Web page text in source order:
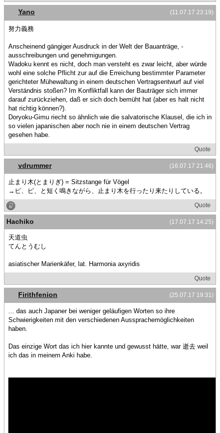
(11.07.17 23:19)
Yano
努力義務
Anscheinend gängiger Ausdruck in der Welt der Bauanträge, -
ausschreibungen und genehmigungen.
Wadoku kennt es nicht, doch man versteht es zwar leicht, aber würde
wohl eine solche Pflicht zur auf die Erreichung bestimmter Parameter
gerichteter Mühewaltung in einem deutschen Vertragsentwurf auf viel
Verständnis stoßen? Im Konfliktfall kann der Bauträger sich immer
darauf zurückziehen, daß er sich doch bemüht hat (aber es halt nicht
hat richtig können?).
Doryoku-Gimu riecht so ähnlich wie die salvatorische Klausel, die ich in
so vielen japanischen aber noch nie in einem deutschen Vertrag
gesehen habe.
Quote
(16.07.17 21:46)
vdrummer
止まり木(とまりぎ) = Sitzstange für Vögel
→ピ、ピ、と短く鳴きながら、止まり木を行ったり来たりしている。
Quote
(17.07.17 14:25)
Hachiko
天道虫
てんとうむし
asiatischer Marienkäfer, lat. Harmonia axyridis
Quote
(25.07.17 19:31)
Firithfenion
... das auch Japaner bei weniger geläufigen Worten so ihre
Schwierigkeiten mit den verschiedenen Aussprachemöglichkeiten
haben.
Das einzige Wort das ich hier kannte und gewusst hätte, war 逝去 weil
ich das in meinem Anki habe.